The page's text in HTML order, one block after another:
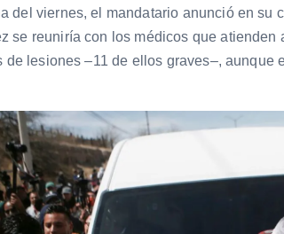
del viernes, el mandatario anunció en
se reuniría con los médicos que
de lesiones –11 de ellos graves–, aunque